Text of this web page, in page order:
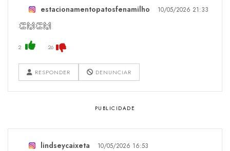
estacionamentopatosfenamilho 10/05/2026 21:33
👏🙌👏🙌
2 26
RESPONDER DENUNCIAR
lindseycaixeta 10/05/2026 16:53